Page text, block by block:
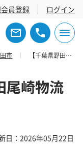
員登録 ログイン
市 【千葉県野田市】野田尾崎物流センター
尾崎物流
日：2026年05月22日